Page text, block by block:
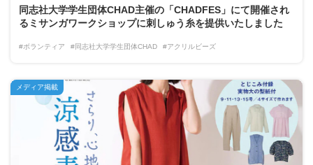
同志社大学学生団体CHAD主催の「CHADFES」にて開催され
るミサンガワークショップに刺しゅう糸を提供いたしました
#ボランティア #同志社大学学生団体CHAD #アクリルビーズ
メディア掲載